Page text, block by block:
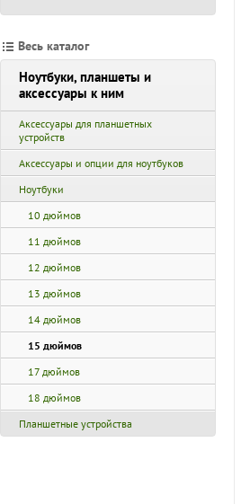
Весь каталог
Ноутбуки, планшеты и
аксессуары к ним
Аксессуары для планшетных
устройств
Аксессуары и опции для ноутбуков
Ноутбуки
10 дюймов
11 дюймов
12 дюймов
13 дюймов
14 дюймов
15 дюймов
17 дюймов
18 дюймов
Планшетные устройства